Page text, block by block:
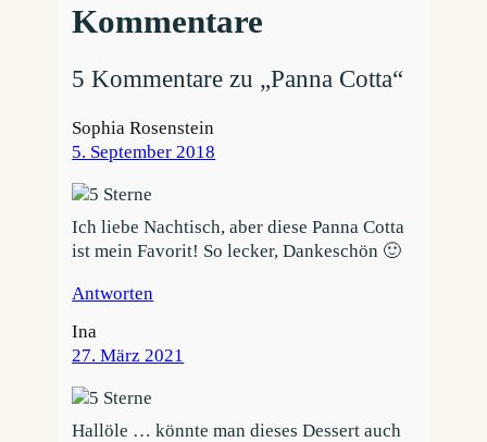
Kommentare
5 Kommentare zu „Panna Cotta“
Sophia Rosenstein
5. September 2018
Ich liebe Nachtisch, aber diese Panna Cotta
ist mein Favorit! So lecker, Dankeschön 🙂
Antworten
Ina
27. März 2021
Hallöle … könnte man dieses Dessert auch